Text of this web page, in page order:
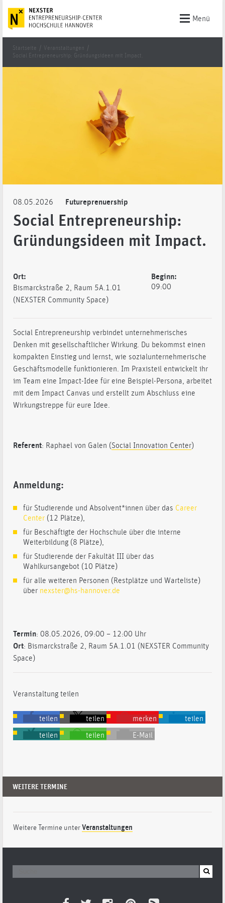
Menü
Startseite / Veranstaltungen
/
Social Entrepreneurship: Gründungsideen mit Impact.
08.05.2026 Futureprenuership
Social Entrepreneurship:
Gründungsideen mit Impact.
Ort:
Bismarckstraße 2, Raum 5A.1.01
(NEXSTER Community Space)
Beginn:
09:00
Social Entrepreneurship verbindet unternehmerisches
Denken mit gesellschaftlicher Wirkung. Du bekommst einen
kompakten Einstieg und lernst, wie sozialunternehmerische
Geschäftsmodelle funktionieren. Im Praxisteil entwickelt ihr
im Team eine Impact-Idee für eine Beispiel-Persona, arbeitet
mit dem Impact Canvas und erstellt zum Abschluss eine
Wirkungstreppe für eure Idee.
Referent: Raphael von Galen (Social Innovation Center)
Anmeldung:
für Studierende und Absolvent*innen über das Career
Center (12 Plätze),
für Beschäftigte der Hochschule über die interne
Weiterbildung (8 Plätze),
für Studierende der Fakultät III über das
Wahlkursangebot (10 Plätze)
für alle weiteren Personen (Restplätze und Warteliste)
über nexster@hs-hannover.de
Termin: 08.05.2026, 09:00 – 12:00 Uhr
Ort: Bismarckstraße 2, Raum 5A.1.01 (NEXSTER Community
Space)
Veranstaltung teilen
teilen teilen merken teilen
teilen teilen E-Mail
WEITERE TERMINE
Weitere Termine unter Veranstaltungen